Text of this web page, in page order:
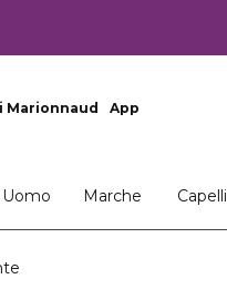
Marionnaud App
Uomo Marche Capelli